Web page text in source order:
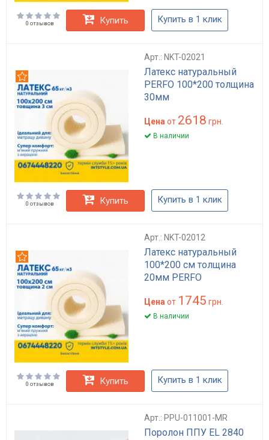
0 отзывов Купить Купить в 1 клик
Арт.: NKT-02021
Латекс натуральный
PERFO 100*200 толщина
30мм
Цена от 2618 грн.
В наличии
0 отзывов Купить Купить в 1 клик
Арт.: NKT-02012
Латекс натуральный
100*200 см толщина
20мм PERFO
Цена от 1745 грн.
В наличии
0 отзывов Купить Купить в 1 клик
Арт.: PPU-011001-MR
Поролон ППУ EL 2840